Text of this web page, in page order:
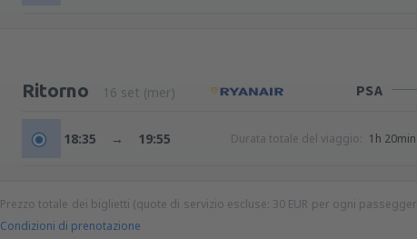
Ritorno 16 set (mer) PSA
18:35 → 19:55 Durata totale del viaggio: 1h 20min
Prezzo totale dei biglietti (quote di servizio escluse: 30 EUR per ogni
Condizioni di prenotazione